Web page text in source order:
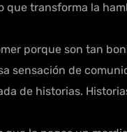
que transforma la
porque son tan
sensación de
de historias.